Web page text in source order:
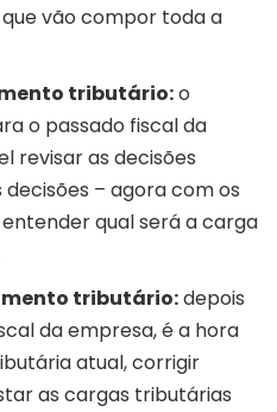
vão compor toda a
tributário:o
o passado fiscal da
revisar as decisões
– agora com os
qual será a carga
tributário:depois
da empresa, é a hora
atual, corrigir
as cargas tributárias